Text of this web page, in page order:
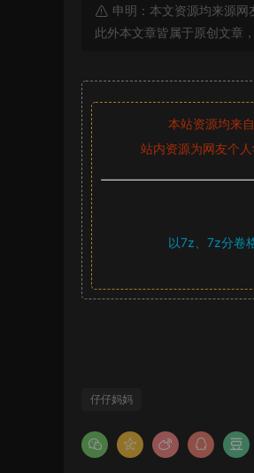
申明：本文资源均来源
此外本文章皆属于原创文章
本站资源均来
站内资源为网友个
以7z、7z分卷
仔仔妈妈